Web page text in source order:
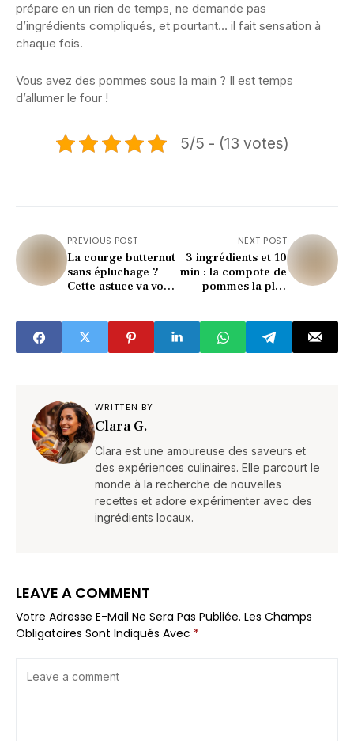
prépare en un rien de temps, ne demande pas
d’ingrédients compliqués, et pourtant… il fait sensation à
chaque fois.
Vous avez des pommes sous la main ? Il est temps
d’allumer le four !
5/5 - (13 votes)
PREVIOUS POST
La courge butternut
sans épluchage ?
Cette astuce va vous
NEXT POST
3 ingrédients et 10
min : la compote de
pommes la plus
WRITTEN BY
Clara G.
Clara est une amoureuse des saveurs et
des expériences culinaires. Elle parcourt le
monde à la recherche de nouvelles
recettes et adore expérimenter avec des
ingrédients locaux.
LEAVE A COMMENT
Votre Adresse E-Mail Ne Sera Pas Publiée. Les Champs
Obligatoires Sont Indiqués Avec *